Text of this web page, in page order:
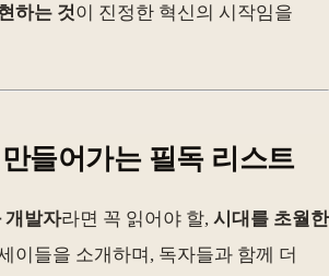
하는 것이 진정한 혁신의 시작임을
들어가는 필독 리스트
개발자라면 꼭 읽어야 할, 시대를 초월한
이들을 소개하며, 독자들과 함께 더